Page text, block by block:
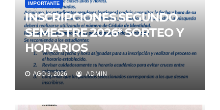
IMPORTANTE
INSCRIPCIONES SEGUNDO
SEMESTRE 2026* SORTEO Y
HORARIOS
AGO 3, 2026 ADMIN